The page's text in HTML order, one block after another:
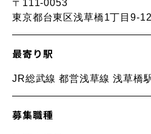
〒111-0053
東京都台東区浅草橋1丁目9-
最寄り駅
JR総武線 都営浅草線 浅草橋
募集職種